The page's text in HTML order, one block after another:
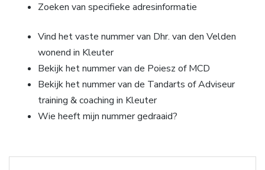
Zoeken van specifieke adresinformatie
Vind het vaste nummer van Dhr. van den Velden
wonend in Kleuter
Bekijk het nummer van de Poiesz of MCD
Bekijk het nummer van de Tandarts of Adviseur
training & coaching in Kleuter
Wie heeft mijn nummer gedraaid?